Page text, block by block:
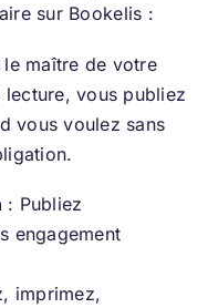
sur Bookelis :
le maître de votre
vous publiez
vous voulez sans
: Publiez
engagement
imprimez,